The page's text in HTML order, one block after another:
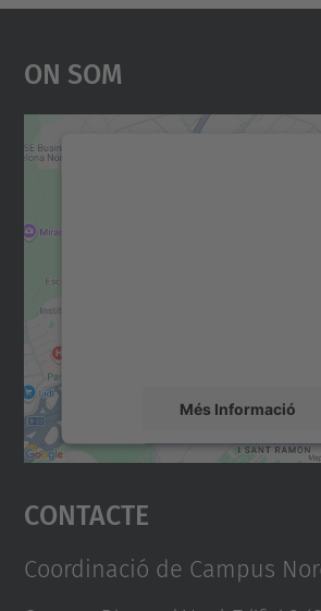
On Som
Més Informació
Accepta
powered by
Contacte
Coordinació de Campus